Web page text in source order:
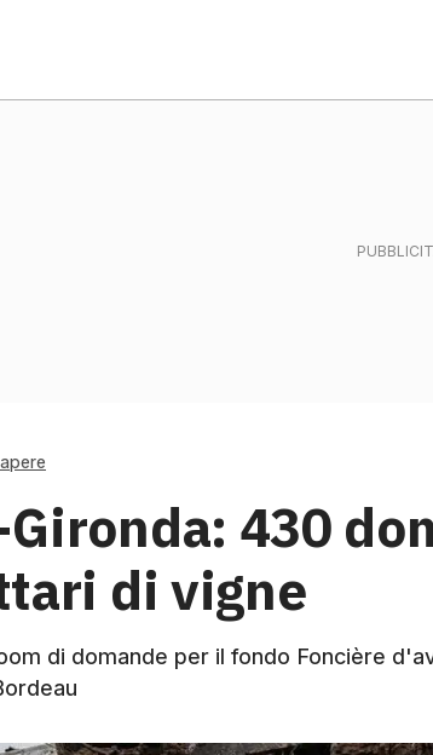
430
di vigne
di domande per il fondo Foncière